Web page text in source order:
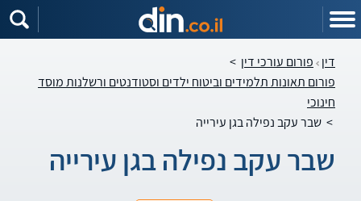
דין פורום עורכי דין >
פורום תאונות תלמידים וביטוח ילדים וסטודנטים ורשלנות מוסד
חינוכי
> שבר עקב נפילה בגן עירייה
שבר עקב נפילה בגן עירייה